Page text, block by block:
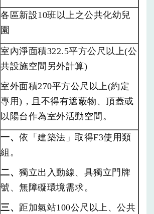
各區新設10班以上之公共化幼兒
園
室內淨面積322.5平方公尺以上(公
共設施空間另外計算)
室外面積270平方公尺以上(約定
專用)，且不得有遮蔽物、頂蓋或
以陽台作為室外活動空間。
一、 依「建築法」取得F3使用類
組。
二、 獨立出入動線、具獨立門牌
號、無障礙環境需求。
三、 距加氣站100公尺以上、公共